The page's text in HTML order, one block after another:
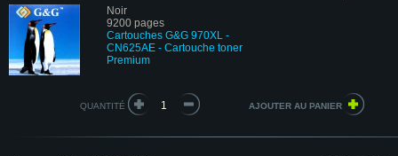
Noir
9200 pages
Cartouches G&G 970XL -
CN625AE - Cartouche toner
Premium
QUANTITÉ